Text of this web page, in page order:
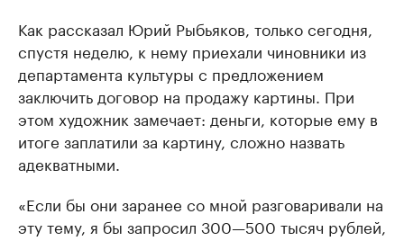
Как рассказал Юрий Рыбьяков, только сегодня,
спустя неделю, к нему приехали чиновники из
департамента культуры с предложением
заключить договор на продажу картины. При
этом художник замечает: деньги, которые ему в
итоге заплатили за картину, сложно назвать
адекватными.
«Если бы они заранее со мной разговаривали на
эту тему, я бы запросил 300—500 тысяч рублей,